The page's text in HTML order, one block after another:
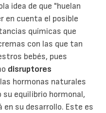
idea de que "huelan
en cuenta el posible
químicas que
con las que tan
bebés, pues
disruptores
hormonas naturales
equilibrio hormonal,
su desarrollo. Este es